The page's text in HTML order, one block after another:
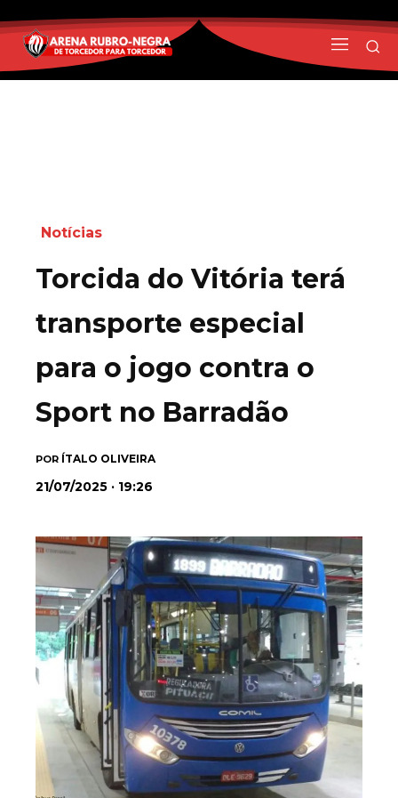
Notícias
Torcida do Vitória terá
transporte especial
para o jogo contra o
Sport no Barradão
POR ÍTALO OLIVEIRA
21/07/2025 · 19:26